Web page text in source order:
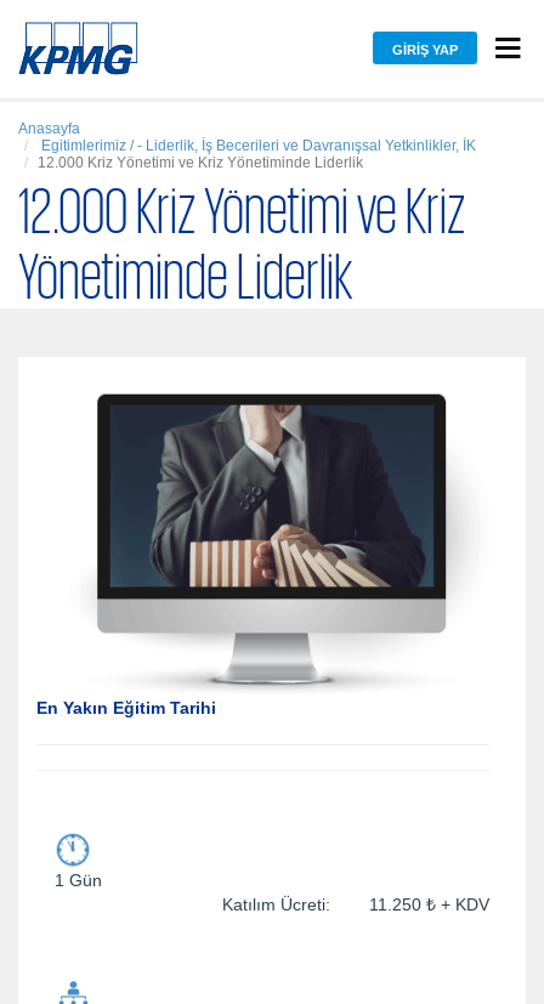
GIRIŞ YAP
Anasayfa
Egitimlerimiz / - Liderlik, İş Becerileri ve Davranışsal Yetkinlikler, İK
12.000 Kriz Yönetimi ve Kriz Yönetiminde Liderlik
12.000 Kriz Yönetimi ve Kriz
Yönetiminde Liderlik
En Yakın Eğitim Tarihi
1 Gün
Katılım Ücreti: 11.250 ₺ + KDV